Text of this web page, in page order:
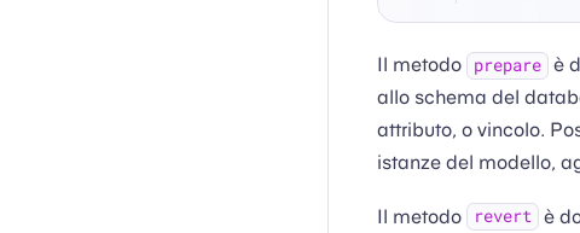
Il metodo prepare è
allo schema del
attributo, o vincolo.
istanze del modello,
Il metodo revert è